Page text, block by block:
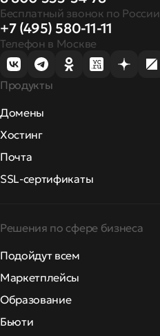
Бесплатный звонок по России
+7 (495) 580-11-11
Телефон в Москве
Продукты
Домены
Хостинг
Почта
SSL-сертификаты
Решения по сфере бизнеса
Подойдут всем
Маркетплейсы
Образование
Бьюти